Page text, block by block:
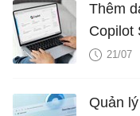
Thêm
Copilot
21/07
Quản